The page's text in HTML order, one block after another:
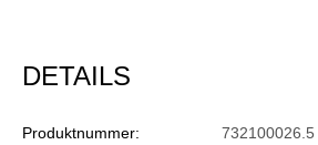
DETAILS
Produktnummer: 732100026.5